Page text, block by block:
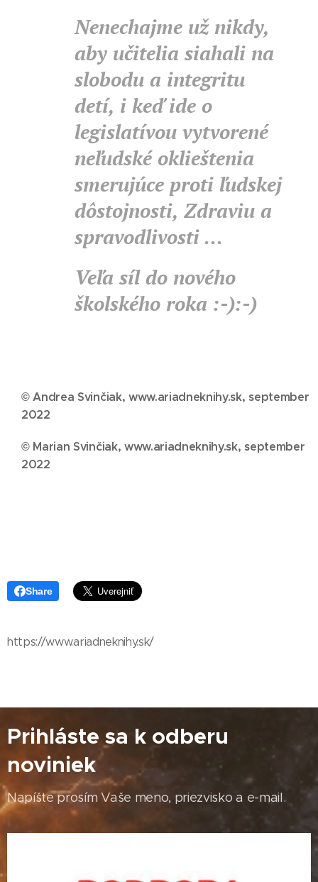
Nenechajme už nikdy,
aby učitelia siahali na
slobodu a integritu
detí, i keď ide o
legislatívou vytvorené
neľudské oklieštenia
smerujúce proti ľudskej
dôstojnosti, Zdraviu a
spravodlivosti ...
Veľa síl do nového
školského roka :-):-)
© Andrea Svinčiak, www.ariadneknihy.sk, september
2022
© Marian Svinčiak, www.ariadneknihy.sk, september
2022
Share
https://www.ariadneknihy.sk/
Prihláste sa k odberu
noviniek
Napíšte prosím Vaše meno, priezvisko a e-mail.